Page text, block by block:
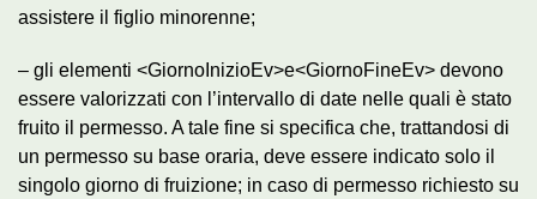
assistere il figlio minorenne;
– gli elementi <GiornoInizioEv>e<GiornoFineEv> devono
essere valorizzati con l’intervallo di date nelle quali è stato
fruito il permesso. A tale fine si specifica che, trattandosi di
un permesso su base oraria, deve essere indicato solo il
singolo giorno di fruizione; in caso di permesso richiesto su